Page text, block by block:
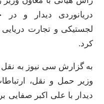
دریانوردی دیدار و
لجستیکی و تجارت
کرد.
به گزارش سی نیوز به نقل
وزیر حمل و نقل،
دیدار با علی اکبر صفایی